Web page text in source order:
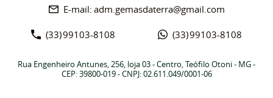
(33)99103-8108 (33)99103-8108
adm.gemasdaterra@gmail.com
Rua Engenheiro Antunes, 256, loja 03-Centro, Teófilo Otoni- MG-
CEP: 39800-019- CNPJ: 02.611.049/0001-06